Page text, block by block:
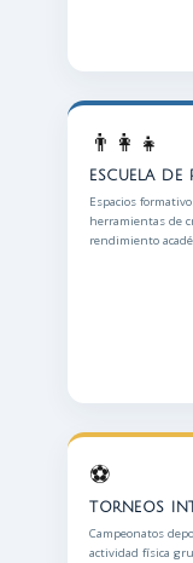
👨‍👩‍👧
ESCUELA DE
Espacios
herramientas de
rendimiento
⚽
TORNEOS
Campeonatos
actividad física